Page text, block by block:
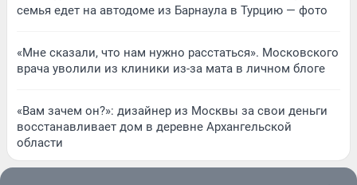
семья едет на автодоме из Барнаула в Турцию — фото
«Мне сказали, что нам нужно расстаться». Московского
врача уволили из клиники из-за мата в личном блоге
«Вам зачем он?»: дизайнер из Москвы за свои деньги
восстанавливает дом в деревне Архангельской
области